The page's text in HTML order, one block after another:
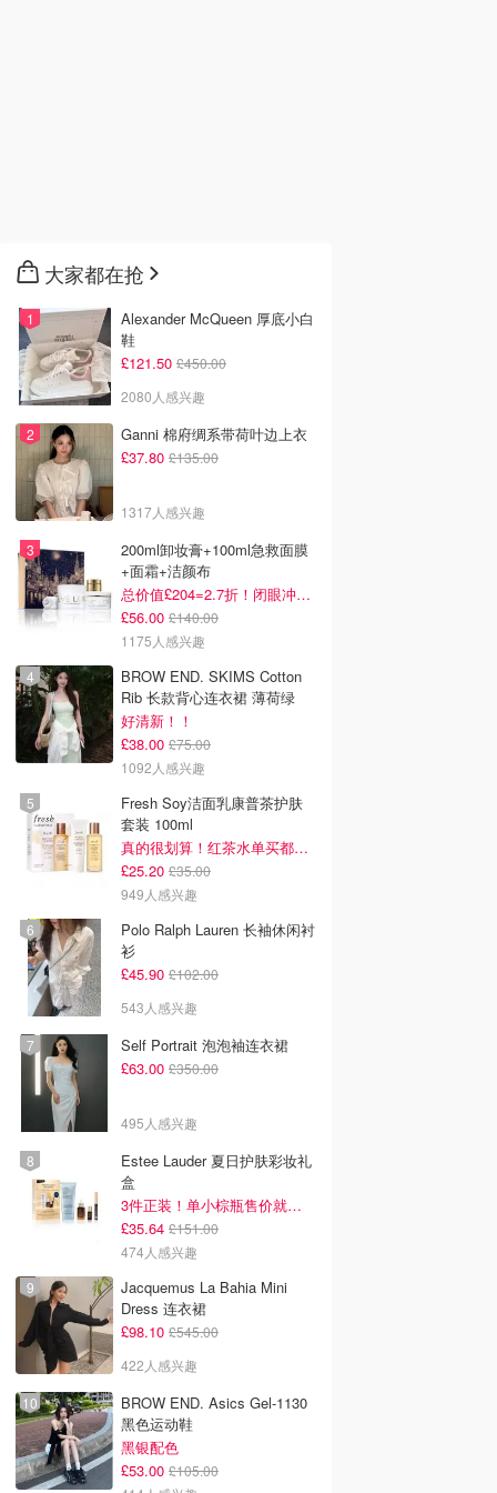
国电影推荐 | 最新
韩国电影排行榜，
点！8月最新！(持
2026美国即将上映电影推
- 8月最新: 《末世行者》
大家都在抢
Alexander McQueen 厚底小白
鞋
£121.50 £450.00
2080人感兴趣
Ganni 棉府绸系带荷叶边上衣
£37.80 £135.00
1317人感兴趣
200ml卸妆膏+100ml急救面膜
+面霜+洁颜布
总价值£204=2.7折！闭眼冲这套！
£56.00 £140.00
1175人感兴趣
BROW END. SKIMS Cotton
Rib 长款背心连衣裙 薄荷绿
好清新！！
£38.00 £75.00
1092人感兴趣
Fresh Soy洁面乳康普茶护肤
套装 100ml
真的很划算！红茶水单买都要£35！
£25.20 £35.00
949人感兴趣
Polo Ralph Lauren 长袖休闲衬
衫
£45.90 £102.00
543人感兴趣
Self Portrait 泡泡袖连衣裙
£63.00 £350.00
495人感兴趣
Estee Lauder 夏日护肤彩妆礼
盒
3件正装！单小棕瓶售价就要£65！
£35.64 £151.00
474人感兴趣
Jacquemus La Bahia Mini
Dress 连衣裙
£98.10 £545.00
422人感兴趣
BROW END. Asics Gel-1130
黑色运动鞋
黑银配色
£53.00 £105.00